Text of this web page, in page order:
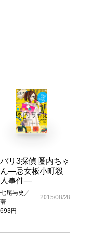
バリ3探偵 圏内ちゃ
ん―忌女板小町殺
人事件―
七尾与史／
著
693円
2015/08/28